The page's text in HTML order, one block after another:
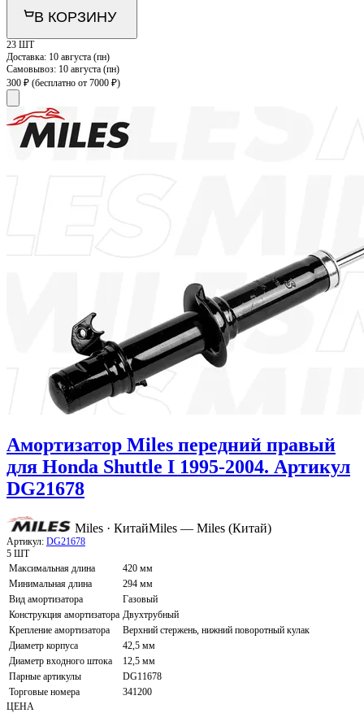
В КОРЗИНУ
23 ШТ
Доставка: 10 августа (пн)
Самовывоз: 10 августа (пн)
300 ₽ (бесплатно от 7000 ₽)
Амортизатор Miles передний правый
для Honda Shuttle I 1995-2004. Артикул
DG21678
Miles · КитайMiles — Miles (Китай)
Артикул: DG21678
5 ШТ
Максимальная длина
420 мм
Минимальная длина
294 мм
Вид амортизатора
Газовый
Конструкция амортизатора Двухтрубный
Крепление амортизатора
Верхний стержень, нижний поворотный кулак
Диаметр корпуса
42,5 мм
Диаметр входного штока
12,5 мм
Парные артикулы
DG11678
Торговые номера
341200
ЦЕНА